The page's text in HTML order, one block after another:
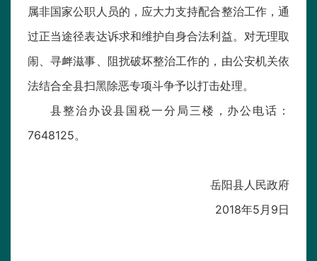
属非国家公职人员的，应大力支持配合整治工作，通
过正当途径表达诉求和维护自身合法利益。对无理取
闹、寻衅滋事、阻扰破坏整治工作的，由公安机关依
法结合全县扫黑除恶专项斗争予以打击处理。
县整治办设县国税一分局三楼，办公电话：
7648125。
岳阳县人民政府
2018年5月9日